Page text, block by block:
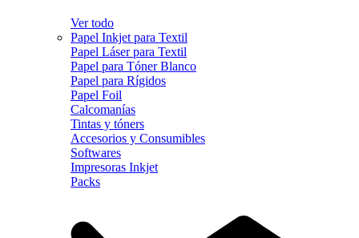
Ver todo
Papel Inkjet para Textil
Papel Láser para Textil
Papel para Tóner Blanco
Papel para Rígidos
Papel Foil
Calcomanías
Tintas y tóners
Accesorios y Consumibles
Softwares
Impresoras Inkjet
Packs